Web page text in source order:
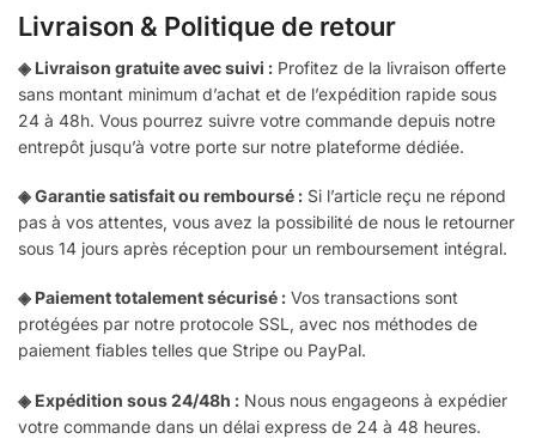
Livraison & Politique de retour
◈ Livraison gratuite avec suivi : Profitez de la livraison offerte
sans montant minimum d’achat et de l’expédition rapide sous
24 à 48h. Vous pourrez suivre votre commande depuis notre
entrepôt jusqu’à votre porte sur notre plateforme dédiée.
◈ Garantie satisfait ou remboursé : Si l’article reçu ne répond
pas à vos attentes, vous avez la possibilité de nous le retourner
sous 14 jours après réception pour un remboursement intégral.
◈ Paiement totalement sécurisé : Vos transactions sont
protégées par notre protocole SSL, avec nos méthodes de
paiement fiables telles que Stripe ou PayPal.
◈ Expédition sous 24/48h : Nous nous engageons à expédier
votre commande dans un délai express de 24 à 48 heures.